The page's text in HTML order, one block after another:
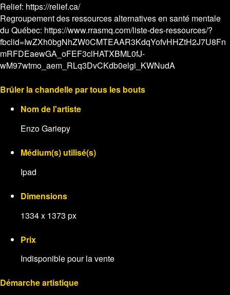
Relief: https://relief.ca/
Regroupement des ressources alternatives en santé mentale
du Québec: https://www.rrasmq.com/liste-des-ressources/?
fbclid=IwZXh0bgNhZW0CMTEAAR3KdqYofvHHZtH2J7U8Fn
mRFDEaewGA_oFEF3clHATXBML0fJ-
wM97wtmo_aem_RLq3DvCKdb0elgi_KWNudA
Brûler la chandelle par tous les bouts
Nom de l'artiste
Enzo Gariepy
Médium(s) utilisé(s)
Ipad
Dimensions
1334 x 1373 px
Prix
Indisponible pour la vente
Démarche artistique